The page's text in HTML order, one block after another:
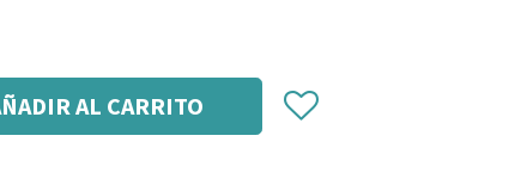
AL CARRITO